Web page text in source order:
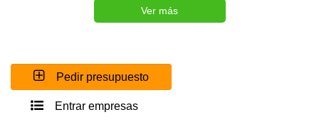
Ver más
Pedir presupuesto
Entrar empresas